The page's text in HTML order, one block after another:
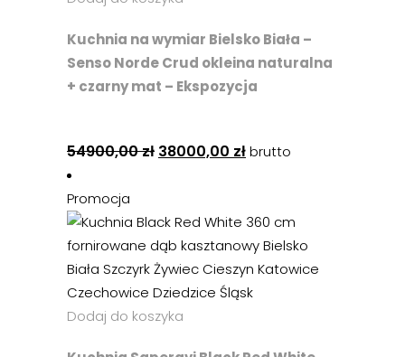
Kuchnia na wymiar Bielsko Biała –
Senso Norde Crud okleina naturalna
+ czarny mat – Ekspozycja
54900,00zł 38000,00 złbrutto
Promocja
Dodaj do koszyka